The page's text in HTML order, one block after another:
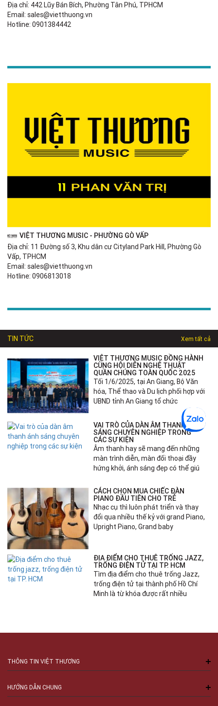
Địa chỉ: 442 Lũy Bán Bích, Phường Tân Phú, TPHCM
Email: sales@vietthuong.vn
Hotline: 0901384442
VIỆT THƯƠNG MUSIC - PHƯỜNG GÒ VẤP
Địa chỉ: 11 Đường số 3, Khu dân cư Cityland Park Hill, Phường Gò
Vấp, TPHCM
Email: sales@vietthuong.vn
Hotline: 0906813018
TIN TỨC Xem tất cả
VIỆT THƯƠNG MUSIC ĐỒNG HÀNH
CÙNG HỘI DIỄN NGHỆ THUẬT
QUẦN CHÚNG TOÀN QUỐC 2025
Tối 1/6/2025, tại An Giang, Bộ Văn
hóa, Thể thao và Du lịch phối hợp với
UBND tỉnh An Giang tổ chức
VAI TRÒ CỦA DÀN ÂM THANH ÁNH
SÁNG CHUYÊN NGHIỆP TRONG
CÁC SỰ KIỆN
Âm thanh hay sẽ mang đến những
màn trình diễn, màn đối thoại đầy
hứng khởi, ánh sáng đẹp có thể giú
CÁCH CHỌN MUA CHIẾC ĐÀN
PIANO ĐẦU TIÊN CHO TRẺ
Nhạc cụ thì luôn phát triển và thay
đổi qua nhiều thế kỷ với grand Piano,
Upright Piano, Grand baby
ĐỊA ĐIỂM CHO THUÊ TRỐNG JAZZ,
TRỐNG ĐIỆN TỬ TẠI TP. HCM
Tìm địa điểm cho thuê trống Jazz,
trống điện tử tại thành phố Hồ Chí
Minh là từ khóa được rất nhiều
THÔNG TIN VIỆT THƯƠNG
HƯỚNG DẪN CHUNG